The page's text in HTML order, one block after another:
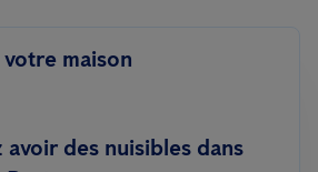
maison
avoir des nuisibles dans